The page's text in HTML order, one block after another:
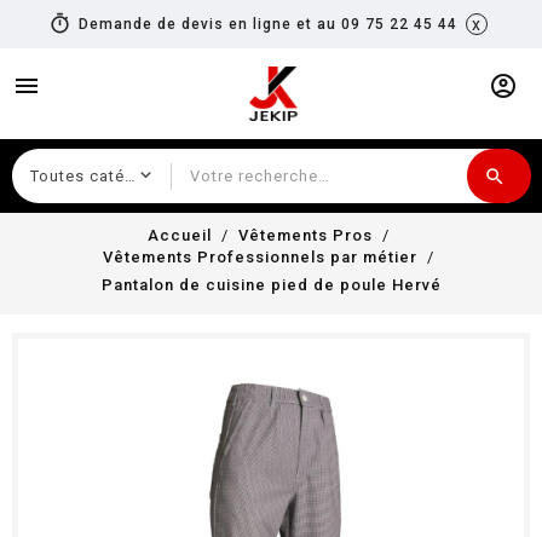
timer Demande de devis en ligne et au 09 75 22 45 44 x
menu account_circle
search
Accueil
Vêtements Pros
Vêtements Professionnels par métier
Pantalon de cuisine pied de poule Hervé